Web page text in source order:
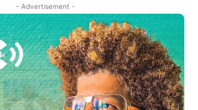
- Advertisement -